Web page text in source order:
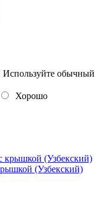
Используйте обычный
Хорошо
(Узбекский)